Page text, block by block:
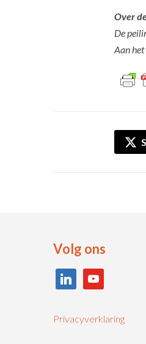
Over
De
Aan
Volg ons
linkedin youtube
Privacyverklaring